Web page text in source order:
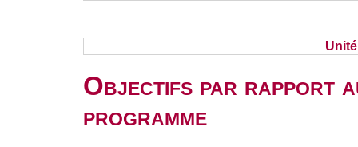
Objectifs par rapport
programme